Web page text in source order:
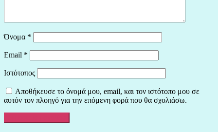
Όνομα *
Email *
Ιστότοπος
Αποθήκευσε το όνομά μου, email, και τον ιστότοπο μου σε
αυτόν τον πλοηγό για την επόμενη φορά που θα σχολιάσω.